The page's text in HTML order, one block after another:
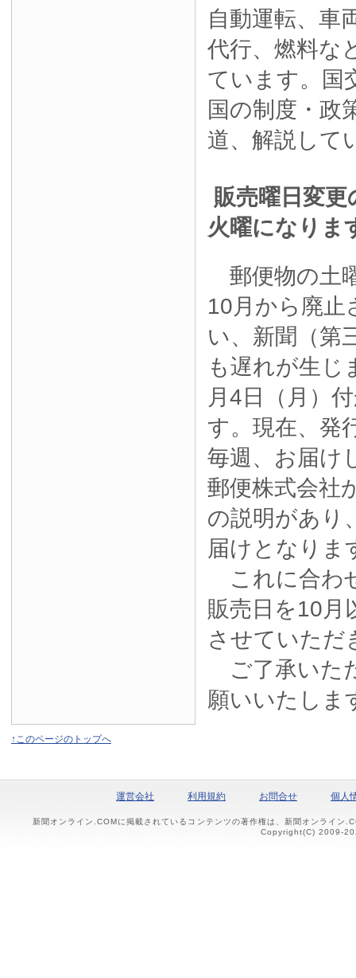
自動運転、車
代行、燃料な
ています。国
国の制度・政
道、解説して
販売曜日変
火曜になりま
郵便物の土
10月から廃止
い、新聞（第
も遅れが生じ
月4日（月）
す。現在、発
毎週、お届け
郵便株式会社
の説明があり
届けとなりま
これに合わ
販売日を10月
させていただ
ご了承いた
願いいたしま
↑このページのトップへ
運営会社 利用規約 お問合せ 個人
新聞オンライン.COMに掲載されているコンテンツの著作権は、新聞オンライン
Copyright(C) 2009-